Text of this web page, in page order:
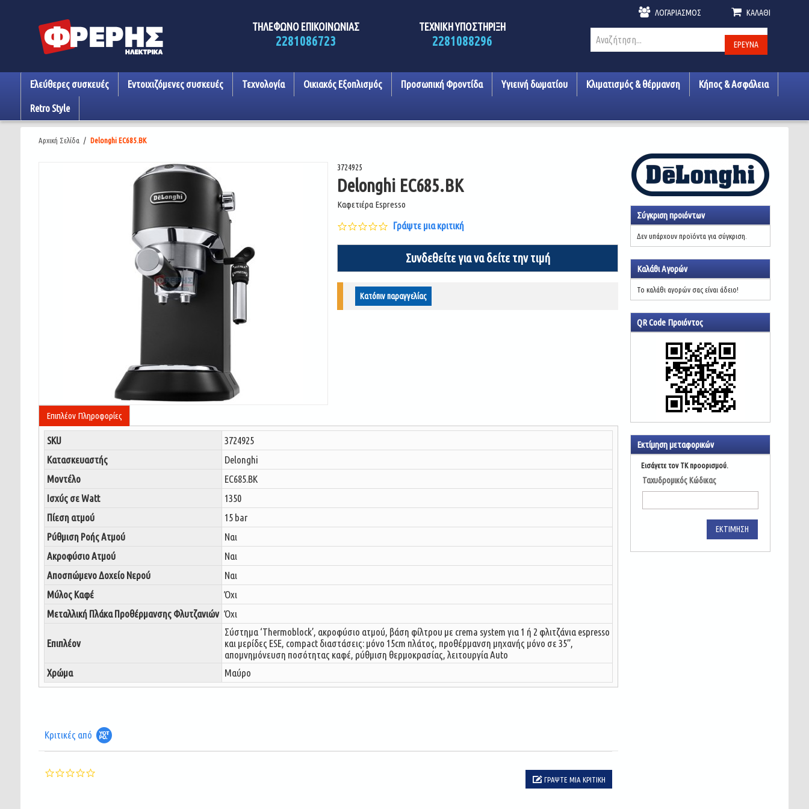
ΤΗΛΕΦΩΝΟ ΕΠΙΚΟΙΝΩΝΙΑΣ
2281086723
ΤΕΧΝΙΚΗ ΥΠΟΣΤΗΡΙΞΗ
2281088296
ΛΟΓΑΡΙΑΣΜΌΣ ΚΑΛΆΘΙ
ΈΡΕΥΝΑ
Ελεύθερες συσκευές Εντοιχιζόμενες συσκευές Τεχνολογία Οικιακός Εξοπλισμός Προσωπική Φροντίδα Υγιεινή δωματίου Κλιματισμός & θέρμανση Κήπος & Ασφάλεια
Retro Style
Αρχική Σελίδα / Delonghi EC685.BK
3724925
Delonghi EC685.BK
Καφετιέρα Espresso
0.0
star
rating
Γράψτε μια κριτική
Συνδεθείτε για να δείτε την τιμή
Κατόπιν παραγγελίας
Επιπλέον Πληροφορίες
SKU
3724925
Κατασκευαστής
Delonghi
Μοντέλο
EC685.BK
Ισχύς σε Watt
1350
Πίεση ατμού
15 bar
Ρύθμιση Ροής Ατμού
Ναι
Ακροφύσιο Ατμού
Ναι
Αποσπώμενο Δοχείο Νερού
Ναι
Μύλος Καφέ
Όχι
Μεταλλική Πλάκα Προθέρμανσης Φλυτζανιών Όχι
Επιπλέον
Σύστημα ‘Thermoblock’, ακροφύσιο ατμού, βάση φίλτρου με crema system για 1 ή 2 φλιτζάνια espresso
και μερίδες ESE, compact διαστάσεις: μόνο 15cm πλάτος, προθέρμανση μηχανής μόνο σε 35’’,
απομνημόνευση ποσότητας καφέ, ρύθμιση θερμοκρασίας, λειτουργία Auto
Χρώμα
Μαύρο
Κριτικές από
0.0
ΓΡΆΨΤΕ ΜΙΑ ΚΡΙΤΙΚΉ
Σύγκριση προιόντων
Δεν υπάρχουν προϊόντα για σύγκριση.
Καλάθι Αγορών
Το καλάθι αγορών σας είναι άδειο!
QR Code Προιόντος
Εκτίμηση μεταφορικών
Εισάγετε τον ΤΚ προορισμού.
Ταχυδρομικός Κώδικας
ΕΚΤΊΜΗΣΗ